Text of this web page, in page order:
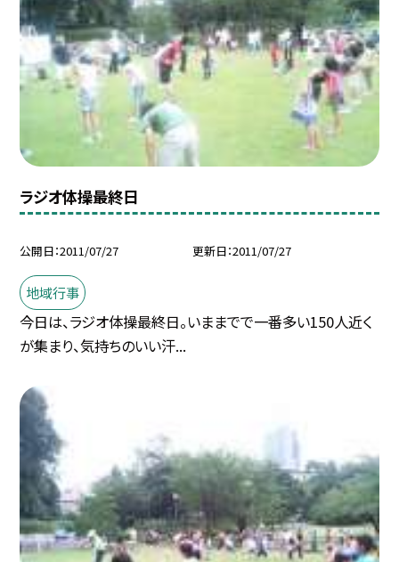
ラジオ体操最終日
公開日 2011/07/27 更新日 2011/07/27
地域行事
今日は、ラジオ体操最終日。いままでで一番多い150人近く
が集まり、気持ちのいい汗...